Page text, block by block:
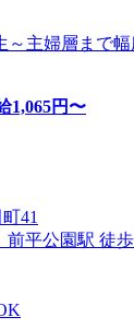
主婦層まで幅
1,065円〜
41
前平公園駅 徒